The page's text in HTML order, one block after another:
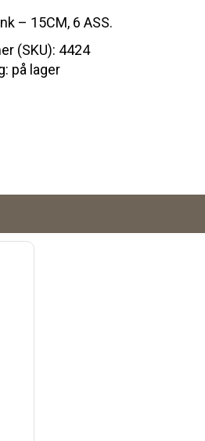
– 15CM, 6 ASS.
(SKU): 4424
på lager